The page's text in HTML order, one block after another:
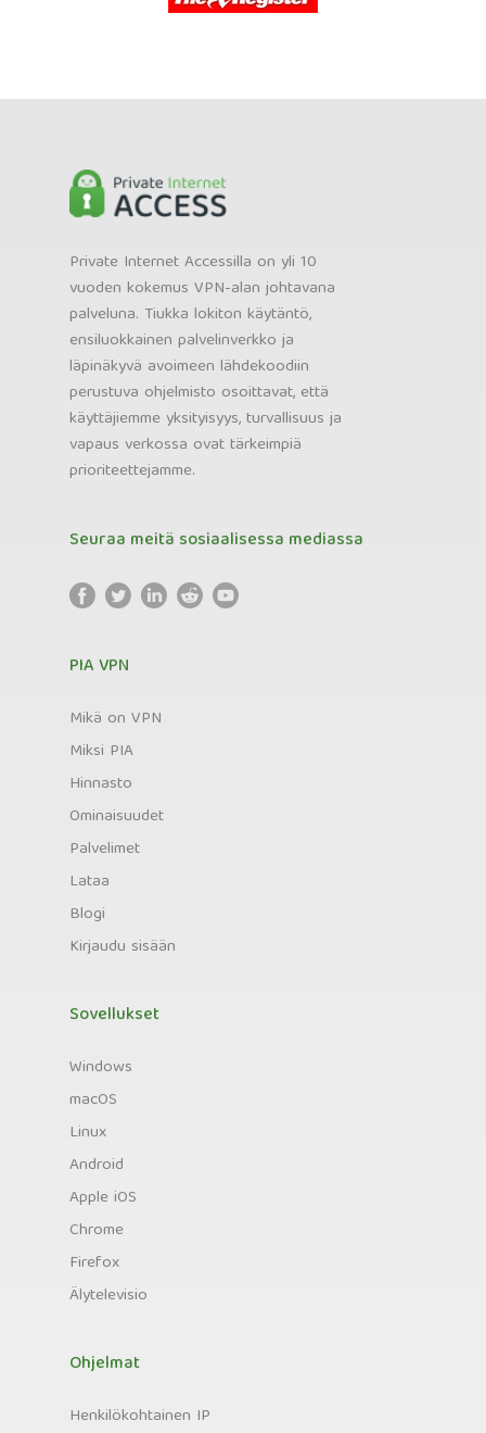
Private Internet Accessilla on yli 10
vuoden kokemus VPN-alan johtavana
palveluna. Tiukka lokiton käytäntö,
ensiluokkainen palvelinverkko ja
läpinäkyvä avoimeen lähdekoodiin
perustuva ohjelmisto osoittavat, että
käyttäjiemme yksityisyys, turvallisuus ja
vapaus verkossa ovat tärkeimpiä
prioriteettejamme.
Seuraa meitä sosiaalisessa mediassa
PIA VPN
Mikä on VPN
Miksi PIA
Hinnasto
Ominaisuudet
Palvelimet
Lataa
Blogi
Kirjaudu sisään
Sovellukset
Windows
macOS
Linux
Android
Apple iOS
Chrome
Firefox
Älytelevisio
Ohjelmat
Henkilökohtainen IP